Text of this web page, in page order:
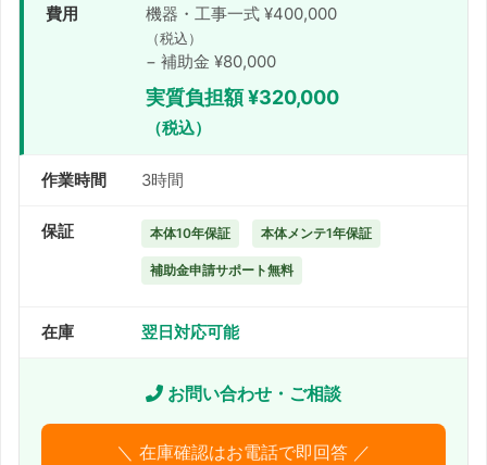
費用 機器・工事一式 ¥400,000
（税込）
− 補助金 ¥80,000
実質負担額 ¥320,000
（税込）
作業時間 3時間
保証 本体10年保証 本体メンテ1年保証
補助金申請サポート無料
在庫 翌日対応可能
お問い合わせ・ご相談
＼ 在庫確認はお電話で即回答 ／